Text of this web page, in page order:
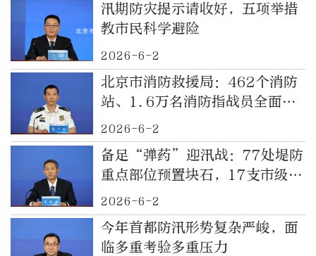
汛期防灾提示请收好，五项举措
教市民科学避险
2026-6-2
北京市消防救援局：462个消防
站、1.6万名消防指战员全面进
入防汛备战状态
2026-6-2
备足“弹药”迎汛战：77处堤防
重点部位预置块石，17支市级抢
险队严阵以待
2026-6-2
今年首都防汛形势复杂严峻，面
临多重考验多重压力